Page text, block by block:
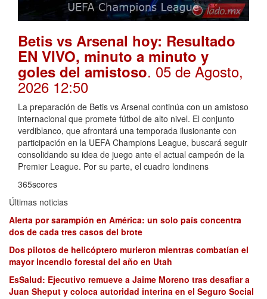
Betis vs Arsenal hoy: Resultado
EN VIVO, minuto a minuto y
goles del amistoso. 05 de Agosto,
2026 12:50
La preparación de Betis vs Arsenal continúa con un amistoso
internacional que promete fútbol de alto nivel. El conjunto
verdiblanco, que afrontará una temporada ilusionante con
participación en la UEFA Champions League, buscará seguir
consolidando su idea de juego ante el actual campeón de la
Premier League. Por su parte, el cuadro londinens
365scores
Últimas noticias
Alerta por sarampión en América: un solo país concentra
dos de cada tres casos del brote
Dos pilotos de helicóptero murieron mientras combatían el
mayor incendio forestal del año en Utah
EsSalud: Ejecutivo remueve a Jaime Moreno tras desafiar a
Juan Sheput y coloca autoridad interina en el Seguro Social